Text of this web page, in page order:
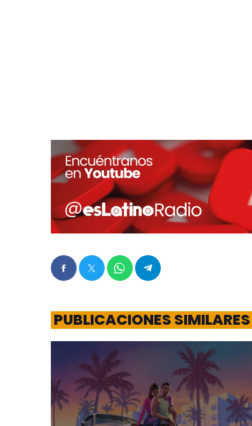
PUBLICACIONES SIMILARES